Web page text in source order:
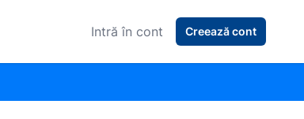
Intră în cont Creează cont